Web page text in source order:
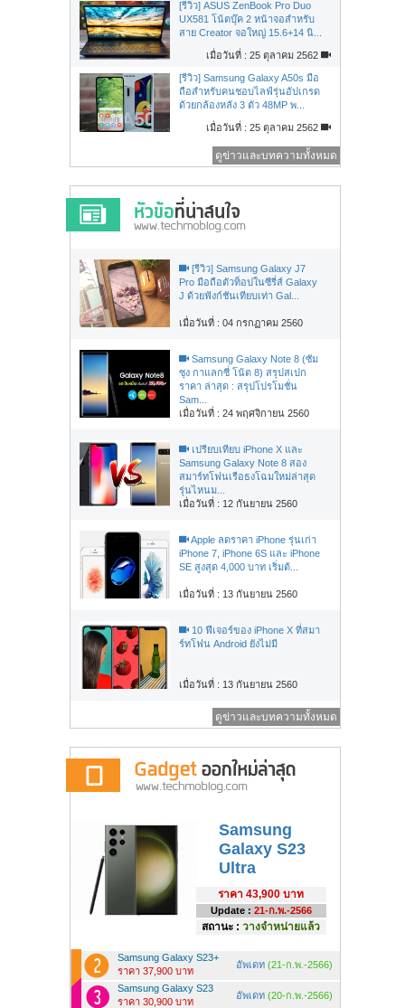
[รีวิว] ASUS ZenBook Pro Duo
UX581 โน้ตบุ๊ค 2 หน้าจอสำหรับ
สาย Creator จอใหญ่ 15.6+14 นิ...
เมื่อวันที่ : 25 ตุลาคม 2562
[รีวิว] Samsung Galaxy A50s มือ
ถือสำหรับคนชอบไลฟ์รุ่นอัปเกรด
ด้วยกล้องหลัง 3 ตัว 48MP พ...
เมื่อวันที่ : 25 ตุลาคม 2562
ดูข่าวและบทความทั้งหมด
[รีวิว] Samsung Galaxy J7
Pro มือถือตัวท็อปในซีรี่ส์ Galaxy
J ด้วยฟังก์ชันเทียบเท่า Gal...
เมื่อวันที่ : 04 กรกฏาคม 2560
Samsung Galaxy Note 8 (ซัม
ซุง กาแลกซี่ โน้ต 8) สรุปสเปก
ราคา ล่าสุด : สรุปโปรโมชั่น
Sam...
เมื่อวันที่ : 24 พฤศจิกายน 2560
เปรียบเทียบ iPhone X และ
Samsung Galaxy Note 8 สอง
สมาร์ทโฟนเรือธงโฉมใหม่ล่าสุด
รุ่นไหนม...
เมื่อวันที่ : 12 กันยายน 2560
Apple ลดราคา iPhone รุ่นเก่า
iPhone 7, iPhone 6S และ iPhone
SE สูงสุด 4,000 บาท เริ่มต้...
เมื่อวันที่ : 13 กันยายน 2560
10 ฟีเจอร์ของ iPhone X ที่สมา
ร์ทโฟน Android ยังไม่มี
เมื่อวันที่ : 13 กันยายน 2560
ดูข่าวและบทความทั้งหมด
Samsung
Galaxy S23
Ultra
ราคา 43,900 บาท
Update : 21-ก.พ.-2566
สถานะ : วางจำหน่ายแล้ว
Samsung Galaxy S23+
ราคา 37,900 บาท
อัพเดท (21-ก.พ.-2566)
Samsung Galaxy S23
ราคา 30,900 บาท
อัพเดท (20-ก.พ.-2566)